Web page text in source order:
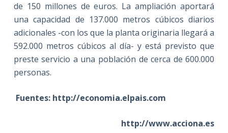
de 150 millones de euros. La ampliación aportará
una capacidad de 137.000 metros cúbicos diarios
adicionales -con los que la planta originaria llegará a
592.000 metros cúbicos al día- y está previsto que
preste servicio a una población de cerca de 600.000
personas.
Fuentes: http://economia.elpais.com
http://www.acciona.es